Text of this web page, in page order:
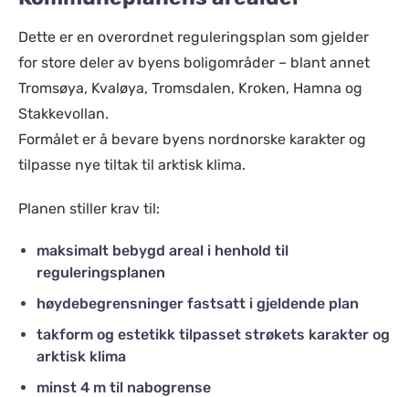
Dette er en overordnet reguleringsplan som gjelder
for store deler av byens boligområder – blant annet
Tromsøya, Kvaløya, Tromsdalen, Kroken, Hamna og
Stakkevollan.
Formålet er å bevare byens nordnorske karakter og
tilpasse nye tiltak til arktisk klima.
Planen stiller krav til:
maksimalt bebygd areal i henhold til
reguleringsplanen
høydebegrensninger fastsatt i gjeldende plan
takform og estetikk tilpasset strøkets karakter og
arktisk klima
minst 4 m til nabogrense